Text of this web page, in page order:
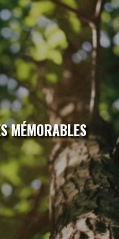
MÉMORABLES